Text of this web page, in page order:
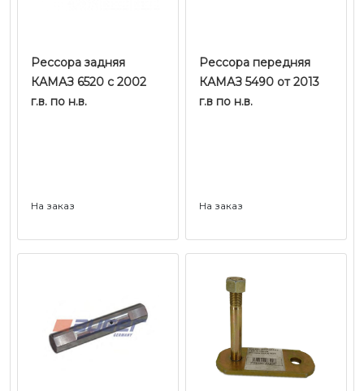
Рессора задняя
КАМАЗ 6520 с 2002
г.в. по н.в.
На заказ
Рессора передняя
КАМАЗ 5490 от 2013
г.в по н.в.
На заказ